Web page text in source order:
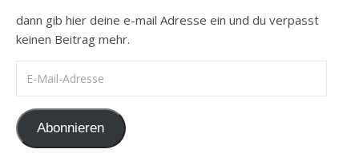
dann gib hier deine e-mail Adresse ein und du verpasst
keinen Beitrag mehr.
Abonnieren